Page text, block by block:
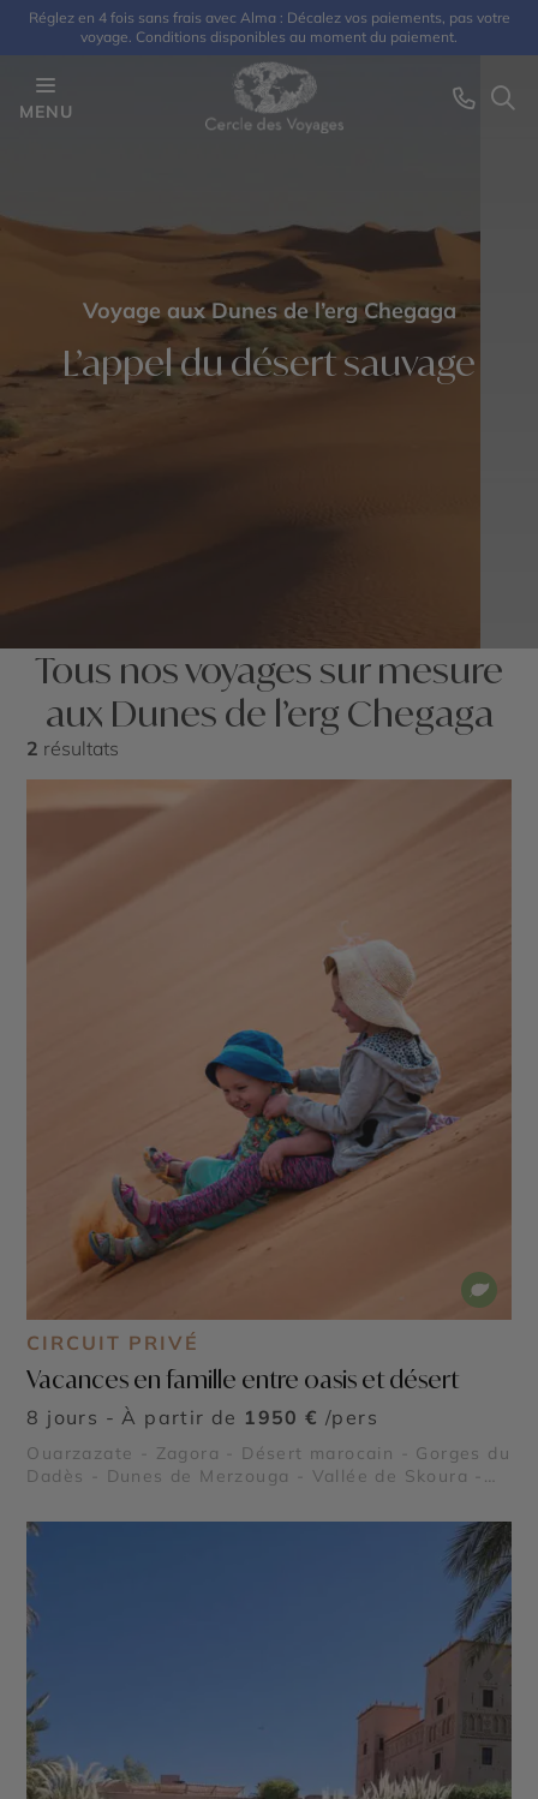
Réglez en 4 fois sans frais avec Alma : Décalez vos paiements, pas votre
voyage. Conditions disponibles au moment du paiement.
MENU
Voyage aux Dunes de l’erg Chegaga
L’appel du désert sauvage
Tous nos voyages sur mesure
aux Dunes de l’erg Chegaga
2 résultats
CIRCUIT PRIVÉ
Vacances en famille entre oasis et désert
8 jours - À partir de 1950 € /pers
Ouarzazate - Zagora - Désert marocain - Gorges du
Dadès - Dunes de Merzouga - Vallée de Skoura -
des roses - Sahara marocain